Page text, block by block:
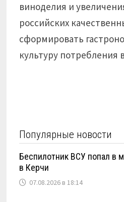
виноделия и
российских
сформировать
культуру потребления
Популярные новости
Беспилотник ВСУ попал в
в Керчи
07.08.2026 в 18:14